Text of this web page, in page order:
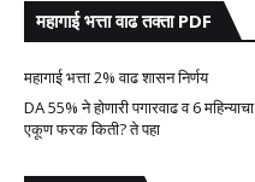
महागाई भत्ता वाढ तक्ता PDF
महागाई भत्ता 2% वाढ शासन निर्णय
DA 55% ने होणारी पगारवाढ व 6 महिन्याचा
एकूण फरक किती? ते पहा